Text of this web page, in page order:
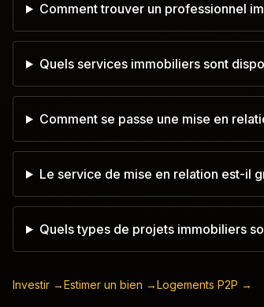
Comment trouver un professionnel
Quels services immobiliers sont
Comment se passe une mise en
Le service de mise en relation est-il
Quels types de projets immobiliers
Investir →Estimer un bien →Logements P2P →